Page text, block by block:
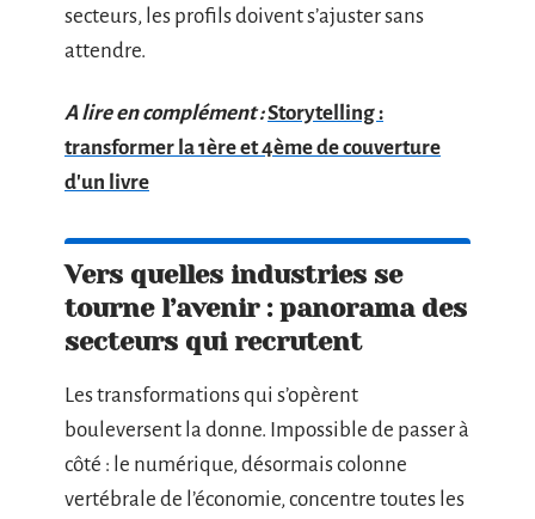
secteurs, les profils doivent s’ajuster sans
attendre.
A lire en complément :Storytelling :
transformer la 1ère et 4ème de couverture
d'un livre
Vers quelles industries se
tourne l’avenir : panorama des
secteurs qui recrutent
Les transformations qui s’opèrent
bouleversent la donne. Impossible de passer à
côté : le numérique, désormais colonne
vertébrale de l’économie, concentre toutes les